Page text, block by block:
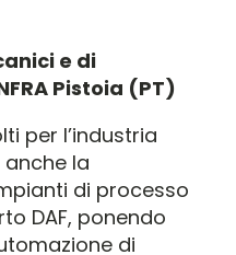
e di
Pistoia (PT)
per l’industria
anche la
di processo
DAF, ponendo
di